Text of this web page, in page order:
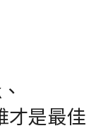
才是最佳